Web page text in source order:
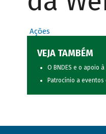
Ações
VEJA TAMBÉM
O BNDES e o apoio
Patrocínio a eventos